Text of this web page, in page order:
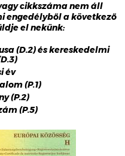
cikkszáma nem áll
engedélyből a következő
el nekünk:
(D.2) és kereskedelmi
év
(P.1)
(P.2)
(P.5)